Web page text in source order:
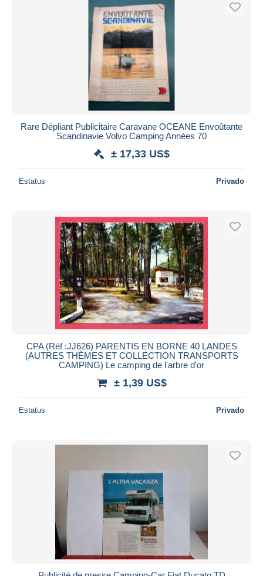
Sólo con descuento
Métodos de pago
PayPal
Transferencia bancaria
Mastercard
iDeal
Maestro
Deseleccionar todo
Aplicar
Rare Dépliant Publicitaire Caravane OCEANE Envoûtante
Scandinavie Volvo Camping Années 70
± 17,33 US$
Estatus Privado
CPA (Réf :JJ626) PARENTIS EN BORNE 40 LANDES
(AUTRES THÈMES ET COLLECTION TRANSPORTS
CAMPING) Le camping de l'arbre d'or
± 1,39 US$
Estatus Privado